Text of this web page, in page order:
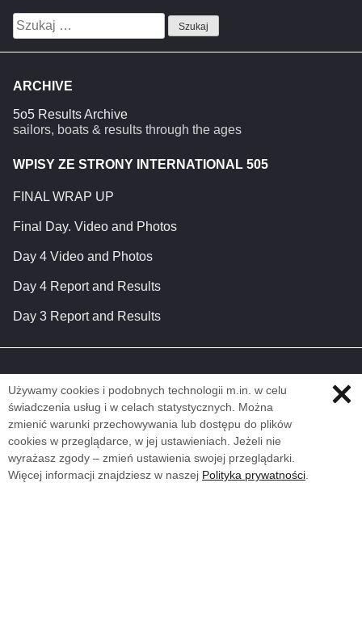
Szukaj:
ARCHIVE
5o5 Results Archive
sailors, boats & results through the ages
WPISY ZE STRONY INTERNATIONAL 505
FINAL WRAP UP
Final Day. Video and Photos
Day 4 Video and Photos
Day 4 Report and Results
Day 3 Report and Results
Używamy cookies i podobnych technologii m.in. w celu
świadczenia usług i w celach statystycznych. Można
zmienić warunki przechowywania lub dostępu do plików
cookies w przeglądarce, w jej ustawieniach. Jeżeli nie
wyrażasz zgody – zmień ustawienia swojej przeglądarki.
Więcej informacji znajdziesz w naszej Polityka prywatności